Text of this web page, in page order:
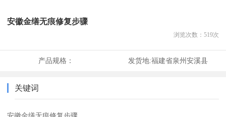
安徽金缮无痕修复步骤
浏览次数： 519次
产品规格： 发货地:福建省泉州安溪县
关键词